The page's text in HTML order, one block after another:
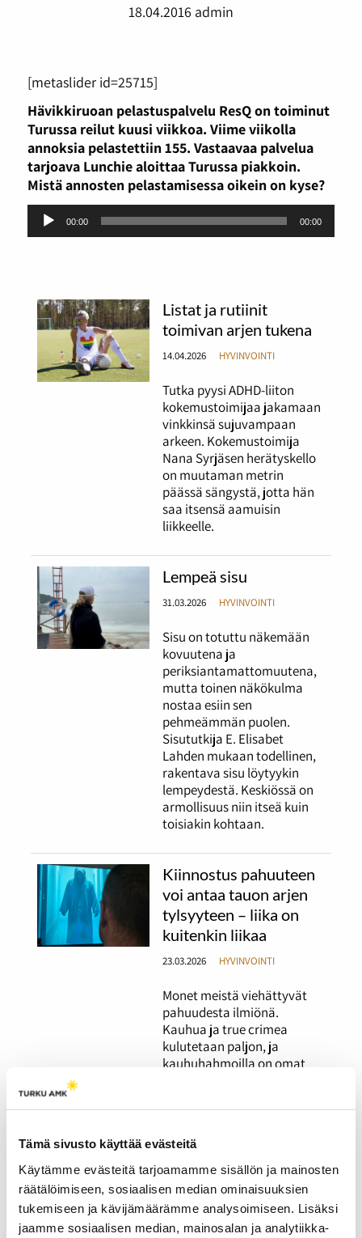
Tämä sivusto käyttää evästeitä
Käytämme evästeitä tarjoamamme sisällön ja mainosten
räätälöimiseen, sosiaalisen median ominaisuuksien
tukemiseen ja kävijämäärämme analysoimiseen. Lisäksi
jaamme sosiaalisen median, mainosalan ja analytiikka-
18.04.2016 admin
[metaslider id=25715]
Hävikkiruoan pelastuspalvelu ResQ on toiminut
Turussa reilut kuusi viikkoa. Viime viikolla
annoksia pelastettiin 155. Vastaavaa palvelua
tarjoava Lunchie aloittaa Turussa piakkoin.
Mistä annosten pelastamisessa oikein on kyse?
Äänitoistin
00:00 00:00
Listat ja rutiinit
toimivan arjen tukena
14.04.2026 HYVINVOINTI
Tutka pyysi ADHD-liiton
kokemustoimijaa jakamaan
vinkkinsä sujuvampaan
arkeen. Kokemustoimija
Nana Syrjäsen herätyskello
on muutaman metrin
päässä sängystä, jotta hän
saa itsensä aamuisin
liikkeelle.
Lempeä sisu
31.03.2026 HYVINVOINTI
Sisu on totuttu näkemään
kovuutena ja
periksiantamattomuutena,
mutta toinen näkökulma
nostaa esiin sen
pehmeämmän puolen.
Sisututkija E. Elisabet
Lahden mukaan todellinen,
rakentava sisu löytyykin
lempeydestä. Keskiössä on
armollisuus niin itseä kuin
toisiakin kohtaan.
Kiinnostus pahuuteen
voi antaa tauon arjen
tylsyyteen – liika on
kuitenkin liikaa
23.03.2026 HYVINVOINTI
Monet meistä viehättyvät
pahuudesta ilmiönä.
Kauhua ja true crimea
kulutetaan paljon, ja
kauhuhahmoilla on omat
normaalia ja milloin ollaan
Ilmaiset ja edulliset
vapaa-ajan
mahdollisuudet